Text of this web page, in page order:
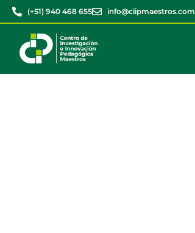
(+51) 940 468 655 info@ciipmaestros.com